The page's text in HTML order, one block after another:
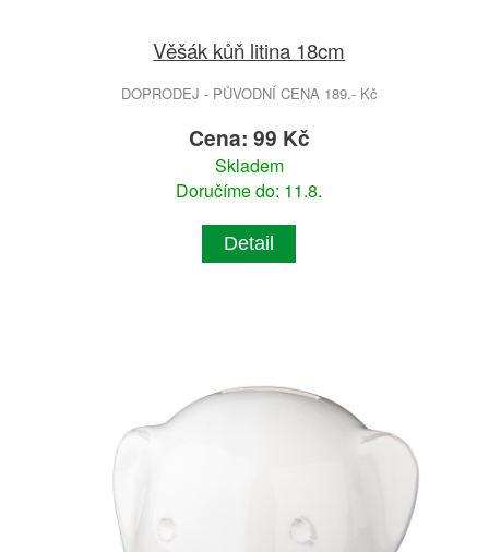
Věšák kůň litina 18cm
DOPRODEJ - PŮVODNÍ CENA 189.- Kč
Cena: 99 Kč
Skladem
Doručíme do: 11.8.
Detail